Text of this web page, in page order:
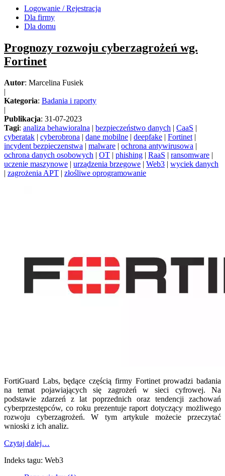
Logowanie / Rejestracja
Dla firmy
Dla domu
Prognozy rozwoju cyberzagrożeń wg.
Fortinet
Autor: Marcelina Fusiek
|
Kategoria: Badania i raporty
|
Publikacja: 31-07-2023
Tagi: analiza behawioralna | bezpieczeństwo danych | CaaS |
cyberatak | cyberobrona | dane mobilne | deepfake | Fortinet |
incydent bezpieczenstwa | malware | ochrona antywirusowa |
ochrona danych osobowych | OT | phishing | RaaS | ransomware |
uczenie maszynowe | urządzenia brzegowe | Web3 | wyciek danych
| zagrożenia APT | złośliwe oprogramowanie
FortiGuard Labs, będące częścią firmy Fortinet prowadzi badania
na temat pojawiających się zagrożeń w sieci cyfrowej. Na
podstawie zdarzeń z lat poprzednich oraz tendencji zachowań
cyberprzestępców, co roku prezentuje raport dotyczący możliwego
rozwoju cyberzagrożeń. W tym artykule możecie przeczytać
wnioski z ich analiz.
Czytaj dalej…
Indeks tagu: Web3